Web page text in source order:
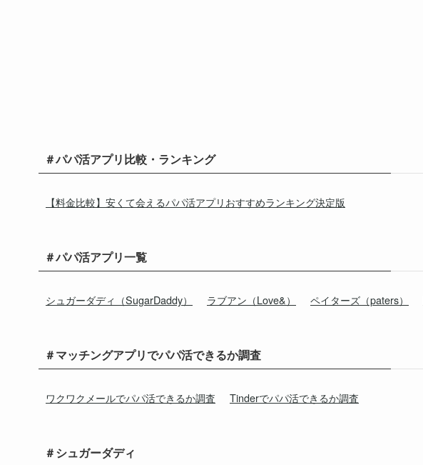
＃パパ活アプリ比較・ランキング
【料金比較】安くて会えるパパ活アプリおすすめランキング決定版
＃パパ活アプリ一覧
シュガーダディ（SugarDaddy） ラブアン（Love&） ペイターズ（paters）
＃マッチングアプリでパパ活できるか調査
ワクワクメールでパパ活できるか調査 Tinderでパパ活できるか調査
＃シュガーダディ